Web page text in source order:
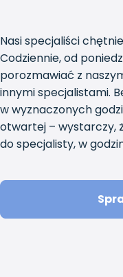
Nasi specjaliści
Codziennie, od
porozmawiać z
innymi specjalistami.
w wyznaczonych
otwartej – wystarczy,
do specjalisty, w